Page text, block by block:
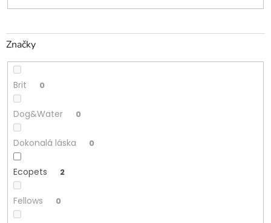
Značky
Brit 0
Dog&Water 0
Dokonalá láska 0
Ecopets 2
Fellows 0